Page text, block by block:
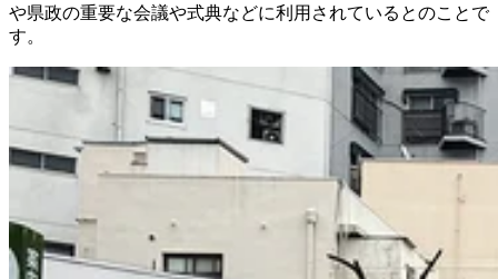
や県政の重要な会議や式典などに利用されているとのことで
す。